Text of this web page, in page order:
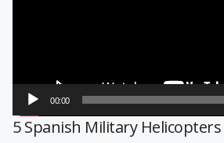
00:00
5 Spanish Military Helicopters